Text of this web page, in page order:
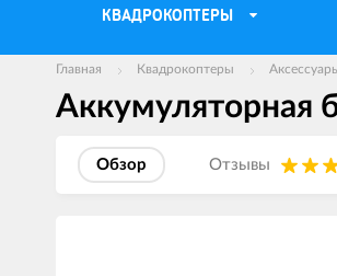
КВАДРОКОПТЕРЫ
Главная Квадрокоптеры
Аккумуляторная
Обзор Отзывы